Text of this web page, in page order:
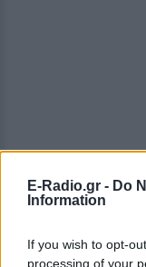
E-Radio.gr - Do
Information
If you wish to opt-
processing of your